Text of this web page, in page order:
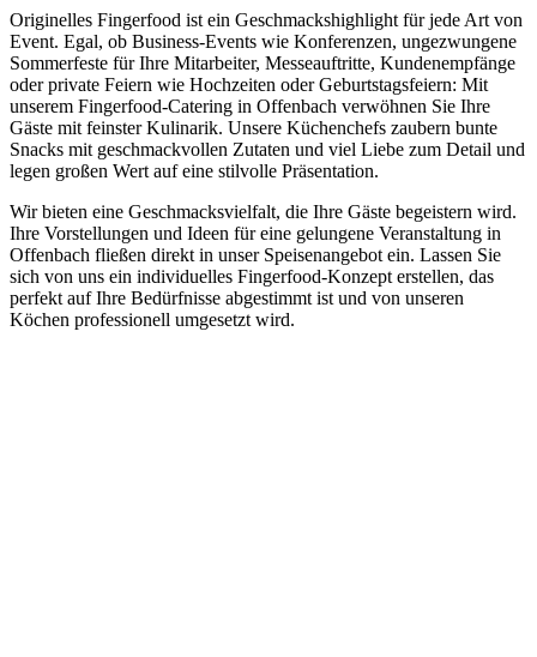
Originelles Fingerfood ist ein Geschmackshighlight für jede Art von
Event. Egal, ob Business-Events wie Konferenzen, ungezwungene
Sommerfeste für Ihre Mitarbeiter, Messeauftritte, Kundenempfänge
oder private Feiern wie Hochzeiten oder Geburtstagsfeiern: Mit
unserem Fingerfood-Catering in Offenbach verwöhnen Sie Ihre
Gäste mit feinster Kulinarik. Unsere Küchenchefs zaubern bunte
Snacks mit geschmackvollen Zutaten und viel Liebe zum Detail und
legen großen Wert auf eine stilvolle Präsentation.
Wir bieten eine Geschmacksvielfalt, die Ihre Gäste begeistern wird.
Ihre Vorstellungen und Ideen für eine gelungene Veranstaltung in
Offenbach fließen direkt in unser Speisenangebot ein. Lassen Sie
sich von uns ein individuelles Fingerfood-Konzept erstellen, das
perfekt auf Ihre Bedürfnisse abgestimmt ist und von unseren
Köchen professionell umgesetzt wird.